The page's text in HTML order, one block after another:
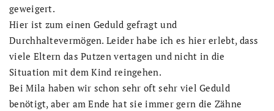
geweigert.
Hier ist zum einen Geduld gefragt und
Durchhaltevermögen. Leider habe ich es hier erlebt, dass
viele Eltern das Putzen vertagen und nicht in die
Situation mit dem Kind reingehen.
Bei Mila haben wir schon sehr oft sehr viel Geduld
benötigt, aber am Ende hat sie immer gern die Zähne